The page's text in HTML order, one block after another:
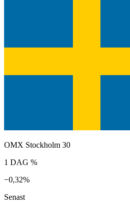
OMX Stockholm 30
1 DAG %
−0,32%
Senast